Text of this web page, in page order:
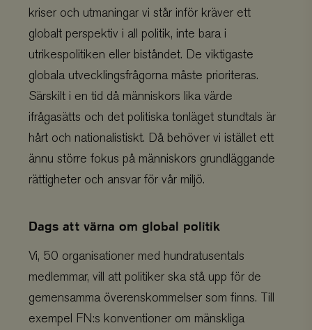
kriser och utmaningar vi står inför kräver ett
globalt perspektiv i all politik, inte bara i
utrikespolitiken eller biståndet. De viktigaste
globala utvecklingsfrågorna måste prioriteras.
Särskilt i en tid då människors lika värde
ifrågasätts och det politiska tonläget stundtals är
hårt och nationalistiskt. Då behöver vi istället ett
ännu större fokus på människors grundläggande
rättigheter och ansvar för vår miljö.
Dags att värna om global politik
Vi, 50 organisationer med hundratusentals
medlemmar, vill att politiker ska stå upp för de
gemensamma överenskommelser som finns. Till
exempel FN:s konventioner om mänskliga